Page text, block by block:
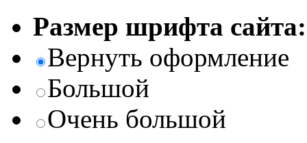
Размер шрифта сайта:
Вернуть оформление
Большой
Очень большой